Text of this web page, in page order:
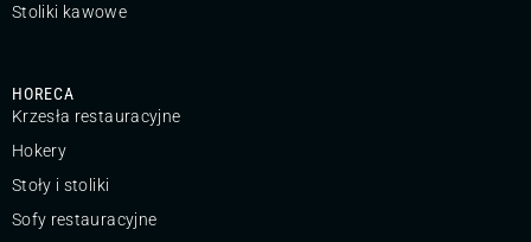
Stoliki kawowe
HORECA
Krzesła restauracyjne
Hokery
Stoły i stoliki
Sofy restauracyjne